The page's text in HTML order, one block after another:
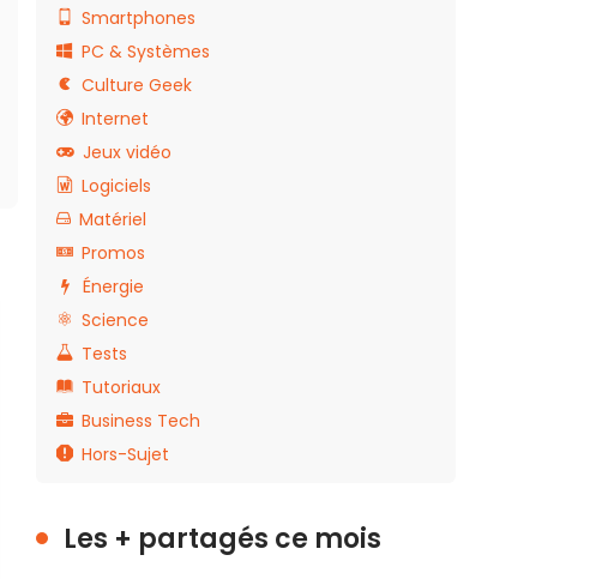
Smartphones
PC & Systèmes
Culture Geek
Internet
Jeux vidéo
Logiciels
Matériel
Promos
Énergie
Science
Tests
Tutoriaux
Business Tech
Hors-Sujet
Les + partagés ce mois